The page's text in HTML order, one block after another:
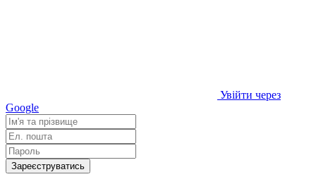
Увійти через
Google
Зареєструватись